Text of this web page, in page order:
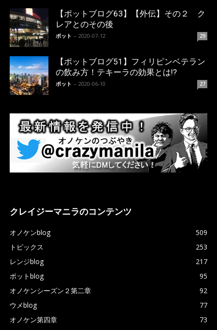
【ポットブログ63】【外伝】その２ ク
レアとのその後
ポット - 2020-07-12 29
【ポットブログ51】フィリピンベテラン
の飲み方！テキーラの効果とは!?
ポット - 2020-06-10 27
クレイジーマニラのコンテンツ
オノケンblog
509
トピックス
253
レンジblog
217
ポットblog
95
オノケンシーズン２第二章
92
ウメblog
77
オノケン第四章
73